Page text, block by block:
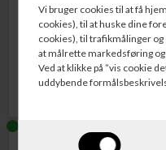
Vi bruger cookies til at få
cookies), til at huske dine
cookies), til trafikmålinger
at målrette markedsføring
Ved at klikke på ”vis cookie
uddybende
Canon 046 Toner Cartridge
Sort 2.200 sider
575,00